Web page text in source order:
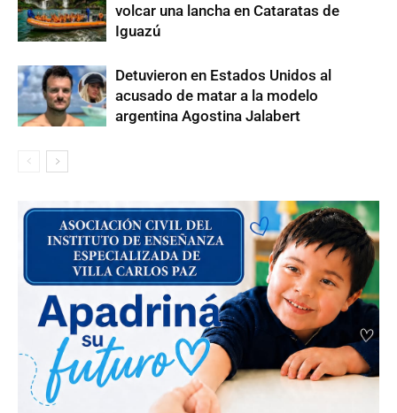
volcar una lancha en Cataratas de
Iguazú
Detuvieron en Estados Unidos al
acusado de matar a la modelo
argentina Agostina Jalabert